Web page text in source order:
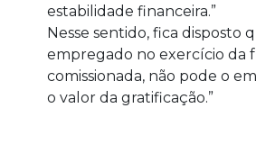
estabilidade financeira.”
Nesse sentido, fica disposto
empregado no exercício da
comissionada, não pode o
o valor da gratificação.”